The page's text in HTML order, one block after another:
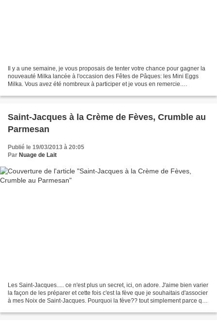
Il y a une semaine, je vous proposais de tenter votre chance pour gagner la
nouveauté Milka lancée à l'occasion des Fêtes de Pâques: les Mini Eggs
Milka. Vous avez été nombreux à participer et je vous en remercie.
Saint-Jacques à la Crème de Fèves, Crumble au
Parmesan
Publié le 19/03/2013 à 20:05
Par Nuage de Lait
Les Saint-Jacques..... ce n'est plus un secret, ici, on adore. J'aime bien varier
la façon de les préparer et cette fois c'est la fève que je souhaitais d'associer
à mes Noix de Saint-Jacques. Pourquoi la fève?? tout simplement parce qu'il